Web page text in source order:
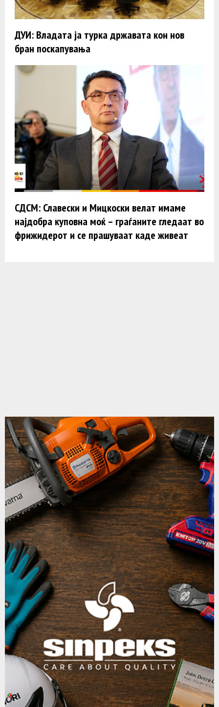
ДУИ: Владата ја турка државата кон нов
бран поскапувања
СДСМ: Славески и Мицкоски велат имаме
најдобра куповна моќ – граѓаните гледаат во
фрижидерот и се прашуваат каде живеат